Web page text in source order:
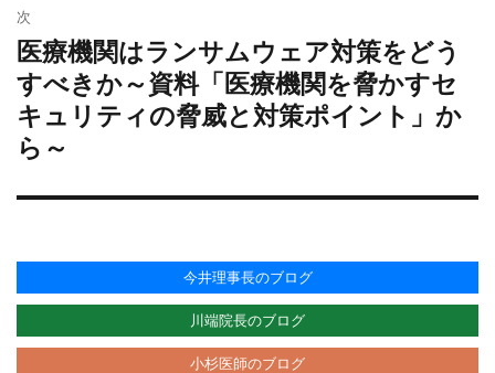
ョ
ン
次
次
の
投
稿:
医療機関はランサムウェア対策をどう
すべきか～資料「医療機関を脅かすセ
キュリティの脅威と対策ポイント」か
ら～
今井理事長のブログ
川端院長のブログ
小杉医師のブログ